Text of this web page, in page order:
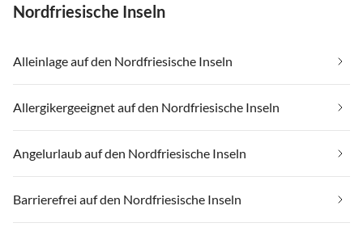
Nordfriesische Inseln
Alleinlage auf den Nordfriesische Inseln
Allergikergeeignet auf den Nordfriesische Inseln
Angelurlaub auf den Nordfriesische Inseln
Barrierefrei auf den Nordfriesische Inseln